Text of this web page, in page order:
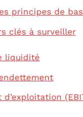
principes de
clés à surveiller
liquidité